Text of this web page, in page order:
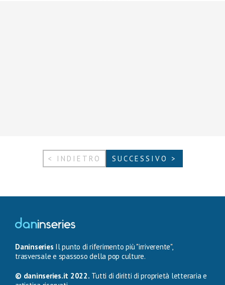
< INDIETRO SUCCESSIVO >
Daninseries Il punto di riferimento più "irriverente",
trasversale e spassoso della pop culture.
© daninseries.it 2022. Tutti di diritti di proprietà letteraria e